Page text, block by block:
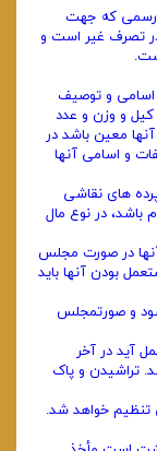
سند رسمی که جهت
تصرف غیر است و
اسامی و توصیف
و وزن و عدد
معین باشد در
و اسامی ‌آنها
های نقاشی
در نوع مال
در صورت مجلس
بودن آنها باید
شود و صورتمجلس
آید در آخر
تراشیدن و پاک